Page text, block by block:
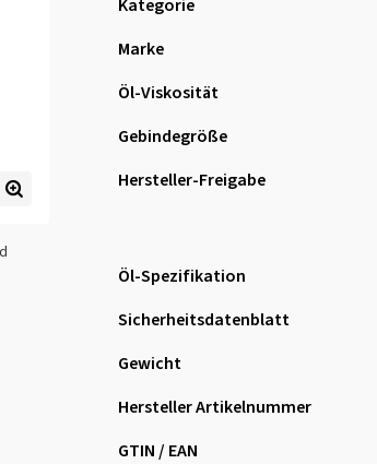
Kategorie
Marke
Öl-Viskosität
Gebindegröße
Hersteller-Freigabe
Öl-Spezifikation
Sicherheitsdatenblatt
Gewicht
Hersteller Artikelnummer
GTIN / EAN